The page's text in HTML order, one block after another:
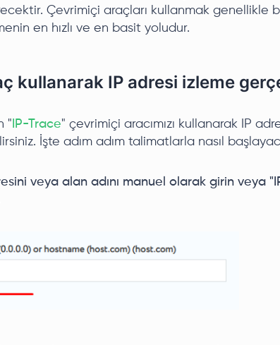
Çevrimiçi araçları kullanmak genellikle
en hızlı ve en basit yoludur.
kullanarak IP adresi izleme
" IP-Trace" çevrimiçi aracımızı kullanarak IP
İşte adım adım talimatlarla nasıl
veya alan adını manuel olarak girin veya